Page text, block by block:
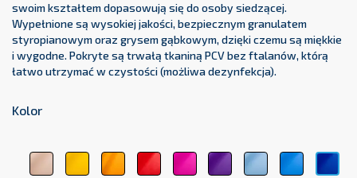
swoim kształtem dopasowują się do osoby siedzącej.
Wypełnione są wysokiej jakości, bezpiecznym granulatem
styropianowym oraz grysem gąbkowym, dzięki czemu są miękkie
i wygodne. Pokryte są trwałą tkaniną PCV bez ftalanów, którą
łatwo utrzymać w czystości (możliwa dezynfekcja).
Kolor
beżowyżółty
pomarańczowy
czerwonyróżowyfioletowybłękitny